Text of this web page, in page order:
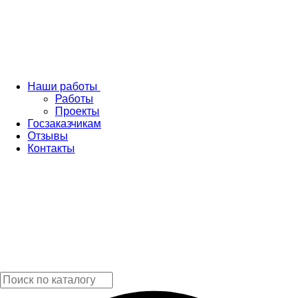
Наши работы
Работы
Проекты
Госзаказчикам
Отзывы
Контакты